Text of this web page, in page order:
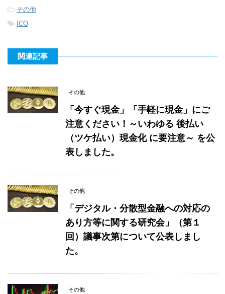
-その他
- ICO
関連記事
その他
「今すぐ現金」「手軽に現金」にご
注意ください！～いわゆる 後払い
（ツケ払い）現金化 に要注意～ を公
表しました。
その他
「デジタル・分散型金融への対応の
あり方等に関する研究会」（第１
回）議事次第について公表しまし
た。
その他